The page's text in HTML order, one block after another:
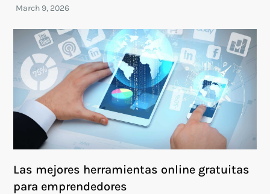
Las mejores herramientas online gratuitas
para emprendedores